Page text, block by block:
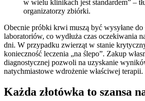
w wielu klinikach jest standardem” –
organizatorzy zbiórki.
Obecnie próbki krwi muszą być wysyłane
laboratoriów, co wydłuża czas oczekiwania
dni. W przypadku zwierząt w stanie
konieczność leczenia „na ślepo”. Zakup
diagnostycznej pozwoli na uzyskanie
natychmiastowe wdrożenie właściwej terapii.
Każda złotówka to szansa